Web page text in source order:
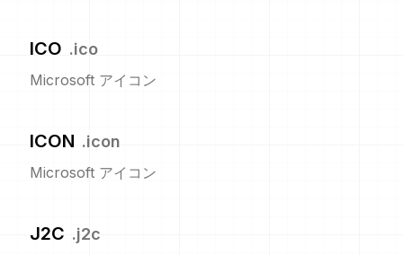
ICO .ico
Microsoft アイコン
ICON .icon
Microsoft アイコン
J2C .j2c